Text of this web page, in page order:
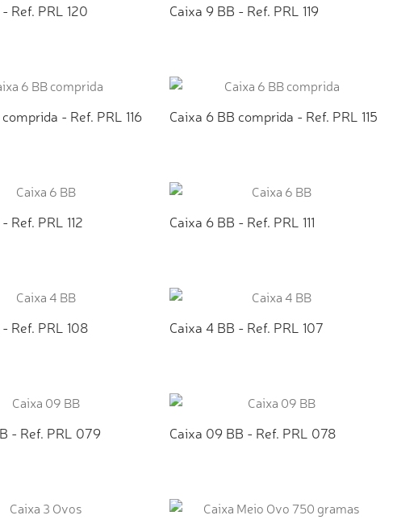
Ref. PRL 120 Caixa 9 BB - Ref. PRL 119
- Ref. PRL 116 Caixa 6 BB comprida - Ref. PRL 115
Ref. PRL 112 Caixa 6 BB - Ref. PRL 111
Ref. PRL 108 Caixa 4 BB - Ref. PRL 107
- Ref. PRL 079 Caixa 09 BB - Ref. PRL 078